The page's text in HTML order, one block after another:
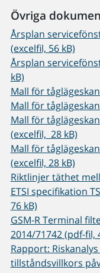
Övriga
Årsplan
(excelfil, 56 kB)
Årsplan
kB)
Mall för
Mall för
Mall för
(excelfil, 28 kB)
Mall för
(excelfil, 28 kB)
Riktlinjer täthet
ETSI specifikation
76 kB)
GSM-R Terminal
2014/71742 (pdf-fil,
Rapport:
tillståndsvillkors